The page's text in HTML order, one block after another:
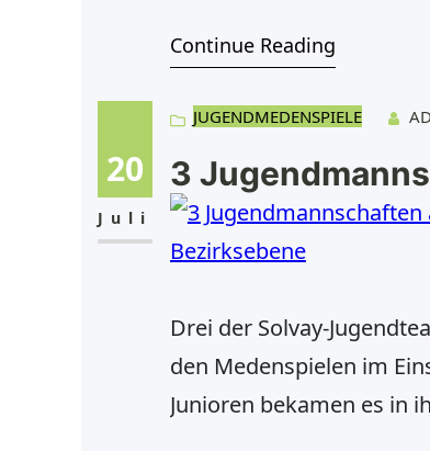
Continue Reading
20
Juli
JUGENDMEDENSPIELE
3
Drei der Solvay-
den Medenspielen im
Junioren bekamen es in